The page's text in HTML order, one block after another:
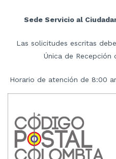
Sede Servicio al
Las solicitudes escritas
Única de Recepción
Horario de atención de 8:00